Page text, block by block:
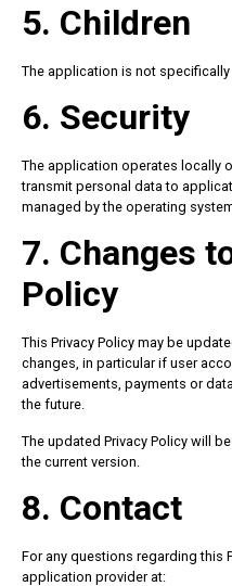
5. Children
The application is not
6. Security
The application operates locally
transmit personal data to
managed by the operating
7. Changes
Policy
This Privacy Policy may be
changes, in particular if user
advertisements, payments or
the future.
The updated Privacy Policy will
the current version.
8. Contact
For any questions regarding this
application provider at: